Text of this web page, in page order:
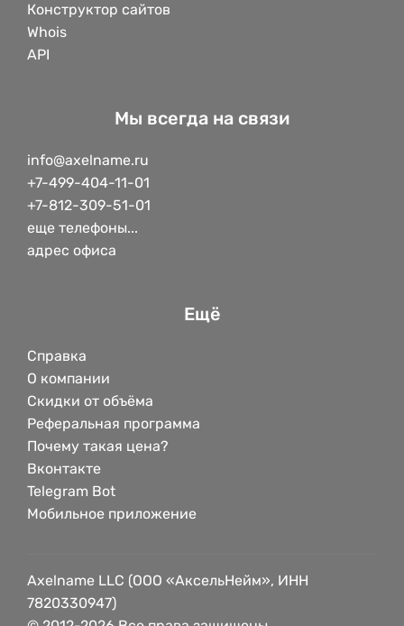
Конструктор сайтов
Whois
API
Мы всегда на связи
info@axelname.ru
+7-499-404-11-01
+7-812-309-51-01
еще телефоны...
адрес офиса
Ещё
Справка
О компании
Скидки от объёма
Реферальная программа
Почему такая цена?
Вконтакте
Telegram Bot
Мобильное приложение
Axelname LLC (ООО «АксельНейм», ИНН
7820330947)